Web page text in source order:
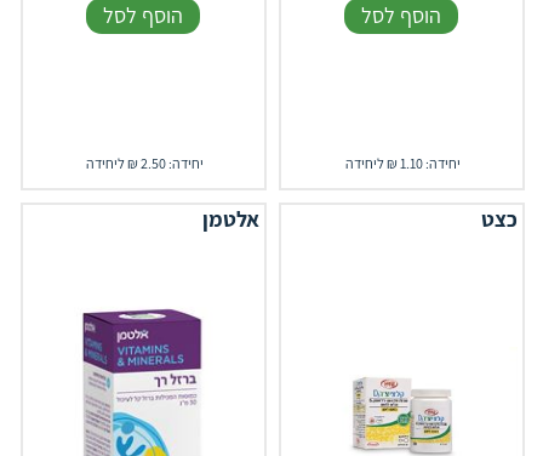
הוסף לסל
יחידה: 1.10 ₪ ליחידה
הוסף לסל
יחידה: 2.50 ₪ ליחידה
כצט אלטמן